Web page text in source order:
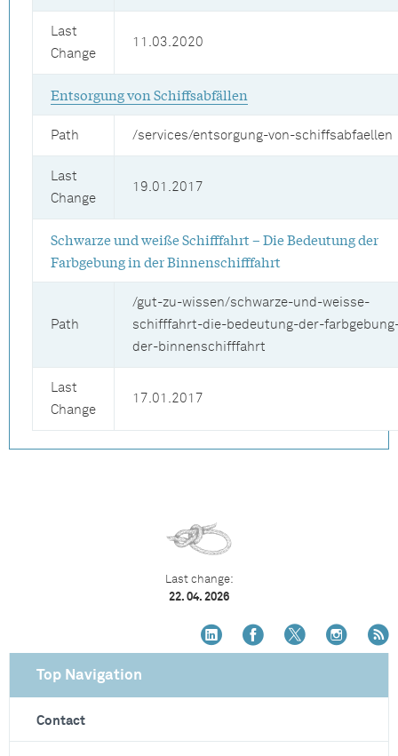
Last
Change
11.03.2020
Entsorgung von Schiffsabfällen
Path /services/entsorgung-von-schiffsabfaellen
Last
Change
19.01.2017
Schwarze und weiße Schifffahrt – Die Bedeutung der
Farbgebung in der Binnenschifffahrt
Path
/gut-zu-wissen/schwarze-und-weisse-
schifffahrt-die-bedeutung-der-
der-binnenschifffahrt
Last
Change
17.01.2017
Last change:
22. 04. 2026
Top Navigation
Contact